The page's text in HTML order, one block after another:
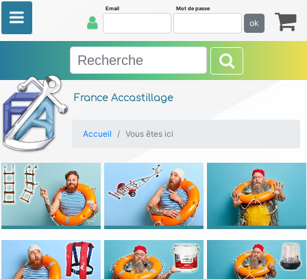
France Accastillage
Email Mot de passe
ok
Accueil Vous êtes ici